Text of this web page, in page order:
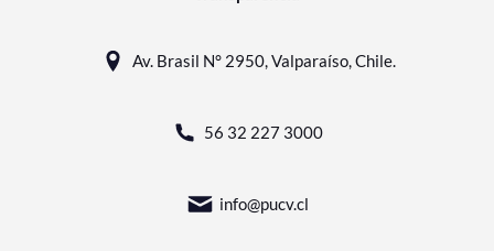
Av. Brasil N° 2950, Valparaíso, Chile.
56 32 227 3000
info@pucv.cl